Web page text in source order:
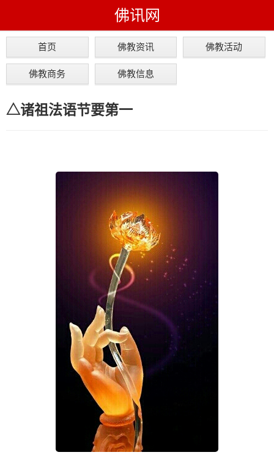
佛讯网
首页 佛教资讯 佛教活动
佛教商务 佛教信息
△诸祖法语节要第一